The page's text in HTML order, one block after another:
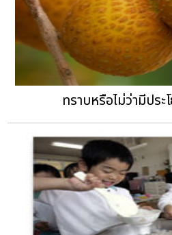
ทราบหรือไม่ว่ามีประ